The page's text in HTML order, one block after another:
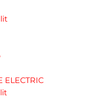
ELECTRIC